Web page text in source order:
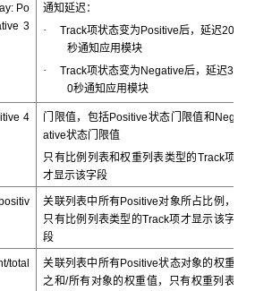
Po
3
通知延迟：
· Track项状态变为Positive后，延迟20
秒通知应用模块
· Track项状态变为Negative后，延迟3
0秒通知应用模块
4
门限值，包括Positive状态门限值和Neg
ative状态门限值
只有比例列表和权重列表类型的Track项
才显示该字段
关联列表中所有Positive对象所占比例，
只有比例列表类型的Track项才显示该字
段
total
关联列表中所有Positive状态对象的权重
之和/所有对象的权重值，只有权重列表